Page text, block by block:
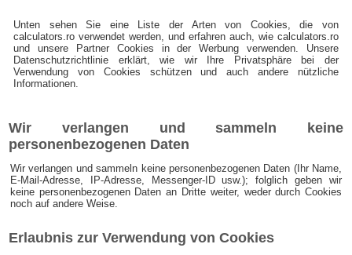
Unten sehen Sie eine Liste der Arten von Cookies, die von
calculators.ro verwendet werden, und erfahren auch, wie calculators.ro
und unsere Partner Cookies in der Werbung verwenden. Unsere
Datenschutzrichtlinie erklärt, wie wir Ihre Privatsphäre bei der
Verwendung von Cookies schützen und auch andere nützliche
Informationen.
Wir verlangen und sammeln keine
personenbezogenen Daten
Wir verlangen und sammeln keine personenbezogenen Daten (Ihr Name,
E-Mail-Adresse, IP-Adresse, Messenger-ID usw.); folglich geben wir
keine personenbezogenen Daten an Dritte weiter, weder durch Cookies
noch auf andere Weise.
Erlaubnis zur Verwendung von Cookies